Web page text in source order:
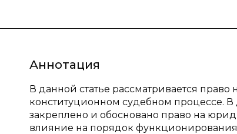
Аннотация
В данной статье рассматривается
конституционном судебном процессе.
закреплено и обосновано право на
влияние на порядок